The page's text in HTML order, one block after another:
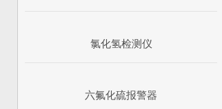
氯化氢检测仪
六氟化硫报警器